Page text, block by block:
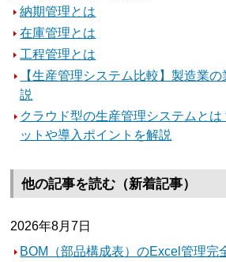
納期管理とは
在庫管理とは
工程管理とは
【生産管理システム比較】製造業
説
クラウド型の生産管理システムとは
ットや導入ポイントを解説
他の記事を読む（新着記事）
2026年8月7日
BOM（部品構成表）のExcel管理完